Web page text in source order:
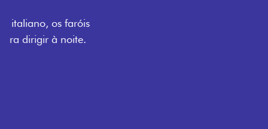
PORTAS
Todo mundo pode viajar confortável na Fiat Strada,